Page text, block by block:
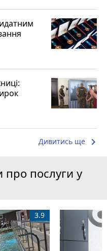
Дивитись ще keyboard_arrow_right
про послуги у
3.9